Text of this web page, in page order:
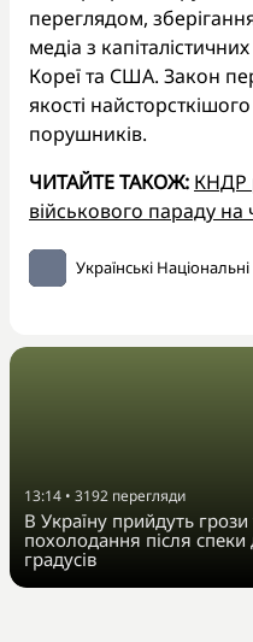
переглядом,
медіа з
Кореї та США. Закон
якості
порушників.
ЧИТАЙТЕ ТАКОЖ: КНДР
військового параду на
Українські
13:14 • 3192 перегляди
В Україну прийдуть грози
похолодання після спеки
градусів